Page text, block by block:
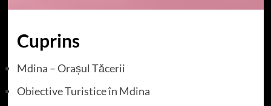
Cuprins
Mdina – Orașul Tăcerii
Obiective Turistice în Mdina